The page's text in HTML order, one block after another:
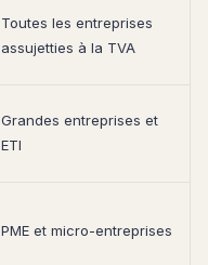
Toutes les entreprises
assujetties à la TVA
Grandes entreprises et
ETI
PME et micro-entreprises